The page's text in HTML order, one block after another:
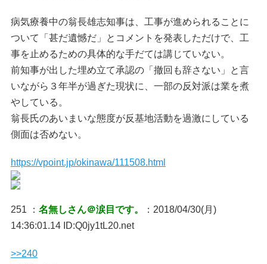
病気療養中の翁長雄志知事は、工事が進められることに
ついて「甚だ遺憾だ」とコメントを発表しただけで、工
事を止めるための具体的な手だては講じていない。
前知事が出した埋め立て承認の「撤回も辞さない」と言
いながら３年半が過ぎた現状に、一部の反対派は業を煮
やしている。
翁長氏のあいまいな態度が反基地活動を過激にしている
側面は否めない。
https://vpoint.jp/okinawa/111508.html
251 ： 名無しさん＠涙目です。
：2018/04/30(月)
14:36:01.14 ID:Q0jy1tL20.net
>>240